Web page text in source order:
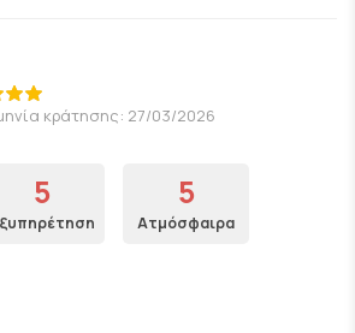
κράτησης: 27/03/2026
5 5
Ατμόσφαιρα